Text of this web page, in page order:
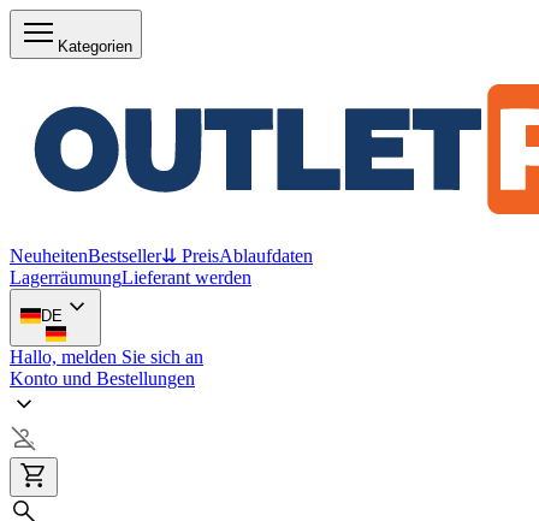
Kategorien
NeuheitenBestseller⇊ PreisAblaufdaten
LagerräumungLieferant werden
DE
Hallo, melden Sie sich an
Konto und Bestellungen